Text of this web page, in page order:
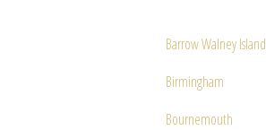
Barrow Walney Island
Birmingham
Bournemouth